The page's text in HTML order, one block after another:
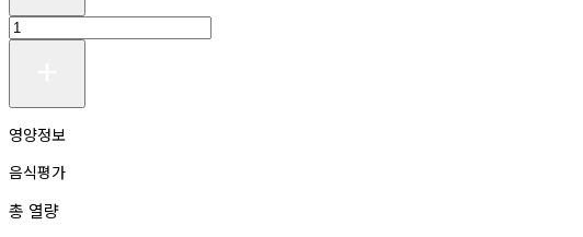
영양정보
음식평가
총 열량